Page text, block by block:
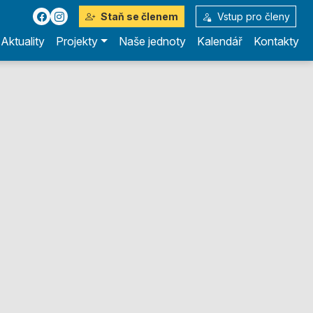
Staň se členem Vstup pro členy
Aktuality Projekty Naše jednoty Kalendář Kontakty